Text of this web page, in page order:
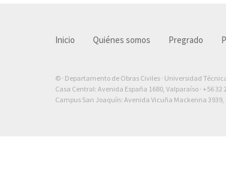
Inicio Quiénes somos Pregrado
© · Departamento de Obras Civiles · Universidad
Casa Central: Avenida España 1680, Valparaíso · +56 32
Campus San Joaquín: Avenida Vicuña Mackenna 3939,